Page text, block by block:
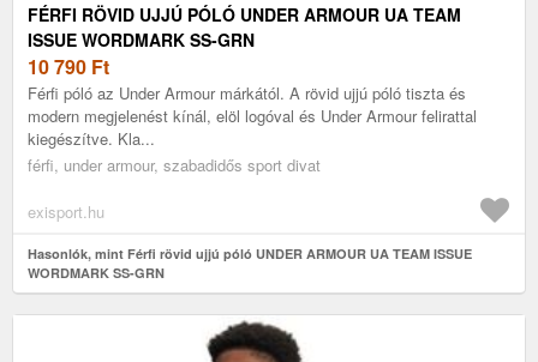
FÉRFI RÖVID UJJÚ PÓLÓ UNDER ARMOUR UA TEAM
ISSUE WORDMARK SS-GRN
10 790 Ft
Férfi póló az Under Armour márkától. A rövid ujjú póló tiszta és
modern megjelenést kínál, elöl logóval és Under Armour felirattal
kiegészítve. Kla...
férfi, under armour, szabadidős sport divat
exisport.hu
Hasonlók, mint Férfi rövid ujjú póló UNDER ARMOUR UA TEAM ISSUE
WORDMARK SS-GRN